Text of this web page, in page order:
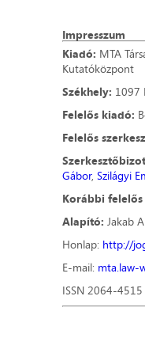
Impresszum
Kiadó: MTA
Kutatóközpont
Székhely: 1097
Felelős kiadó:
Felelős
Gábor, Szilágyi
Korábbi felelős
Alapító: Jakab
Honlap: http://
E-mail: mta.law-
ISSN 2064-4515